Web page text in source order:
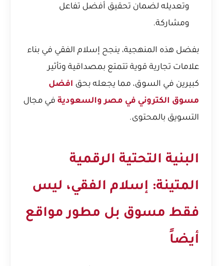
وتعديله لضمان تحقيق أفضل تفاعل
ومشاركة.
بفضل هذه المنهجية، ينجح إسلام الفقي في بناء
علامات تجارية قوية تتمتع بمصداقية وتأثير
كبيرين في السوق، مما يجعله بحق افضل
مسوق الكتروني في مصر والسعودية في مجال
التسويق بالمحتوى.
البنية التحتية الرقمية
المتينة: إسلام الفقي، ليس
فقط مسوق بل مطور مواقع
أيضاً